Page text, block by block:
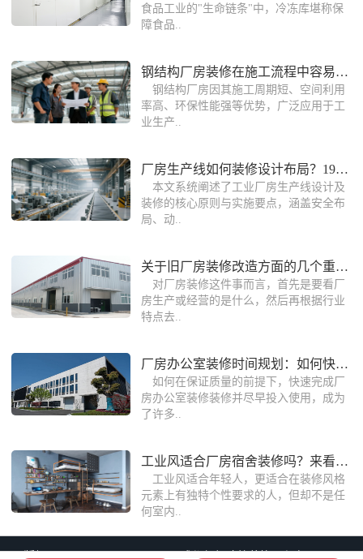
食品工业的"生命链条"中，冷冻库堪称保
障食品..
钢结构厂房装修在施工流程中容易出现的
钢结构厂房因其施工周期短、空间利用
率高、环保性能强等优势，广泛应用于工
业生产..
厂房生产线如何装修设计布局？19年经验
本文系统阐述了工业厂房生产线设计及
装修的核心原则与实施要点，涵盖安全布
局、动..
关于旧厂房装修改造方面的几个重要建议
对厂房装修这件事而言，首先是要看厂
房生产或经营的是什么，然后再根据行业
特点去..
厂房办公室装修时间规划：如何快速完成
如何在保证质量的前提下，快速完成厂
房办公室装修装修并尽早投入使用，成为
了许多..
工业风适合厂房宿舍装修吗？来看装修公
工业风适合年轻人，更适合在装修风格
元素上有独特个性要求的人，但却不是任
何室内..
版权：Copyright © 2006-2026 成都朗煜建筑装饰工程有限公司